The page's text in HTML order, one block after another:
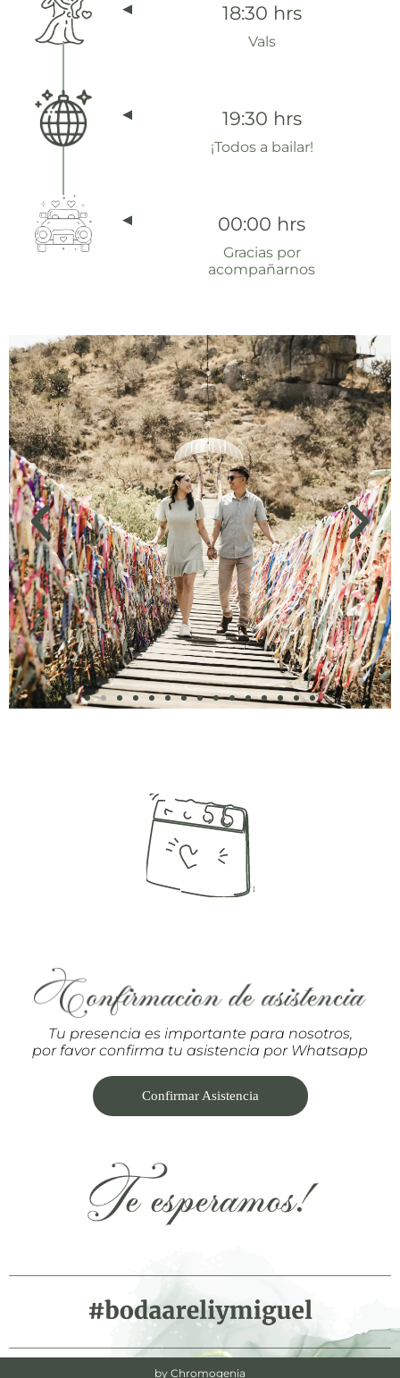
18:30 hrs
Vals
19:30 hrs
¡Todos a bailar!
00:00 hrs
Gracias por
acompañarnos
Tu presencia es importante para nosotros,
por favor confirma tu asistencia por Whatsapp
Confirmar Asistencia
by Chromogenia